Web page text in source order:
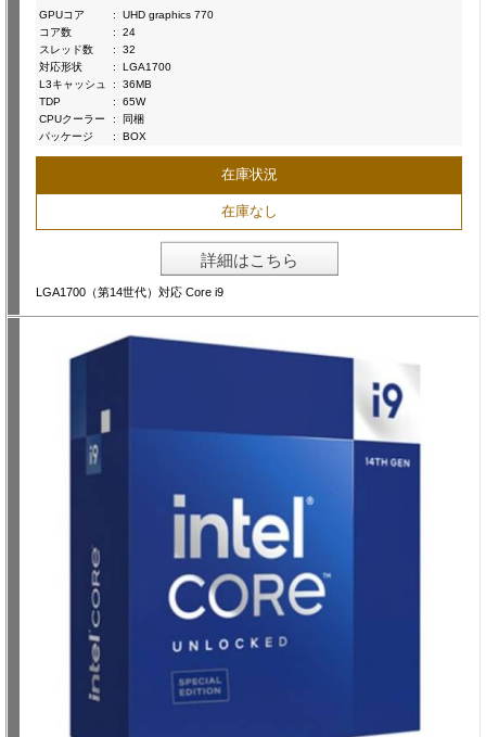
GPUコア
:
UHD graphics 770
コア数
:
24
スレッド数
:
32
対応形状
:
LGA1700
L3キャッシュ
:
36MB
TDP
:
65W
CPUクーラー
:
同梱
パッケージ
: BOX
在庫状況
在庫なし
詳細はこちら
LGA1700（第14世代）対応 Core i9